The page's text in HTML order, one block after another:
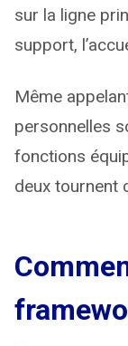
sur la ligne
support,
Même
personnelles
fonctions
deux tournent